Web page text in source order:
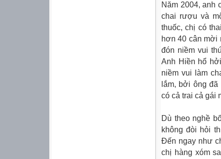
Năm 2004, anh
chai rượu và
thuốc, chị có
hơn 40 cân mời
đón niềm vui
Anh Hiền hổ
niềm vui làm
lắm, bởi ông
có cả trai cả gái
Dù theo nghề
không đòi hỏi
Đến ngay như
chị hàng xóm